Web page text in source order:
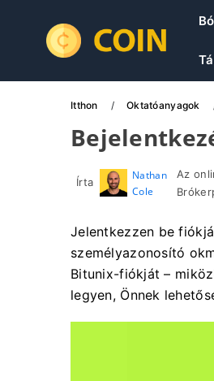
Itthon Oktatóanyagok
Írta
Nathan
Cole
Az
Jelentkezzen be
személyazonosító
Bitunix-fiókját –
legyen, Önnek